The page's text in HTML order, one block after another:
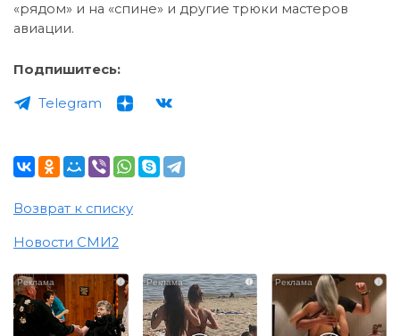
«рядом» и на «спине» и другие трюки мастеров
авиации.
Подпишитесь:
Telegram
Возврат к списку
Новости СМИ2
i i i